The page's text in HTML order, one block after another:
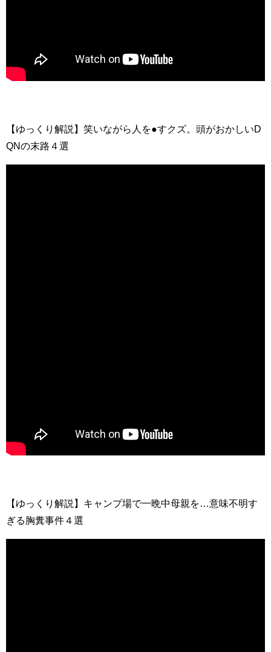
【ゆっくり解説】笑いながら人を●すクズ。頭がおかしいD
QNの末路４選
【ゆっくり解説】キャンプ場で一晩中母親を…意味不明す
ぎる胸糞事件４選